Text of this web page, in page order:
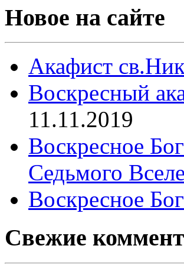
Новое на сайте
Акафист
Воскресный
11.11.2019
Воскресное
Седьмого
Воскресное
Свежие